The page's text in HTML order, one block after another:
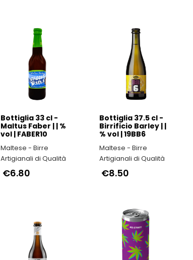
Bottiglia 33 cl -
Maltus Faber | | %
vol | FABER10
Maltese - Birre
Artigianali di Qualità
€6.80
Bottiglia 37.5 cl -
Birrificio Barley | |
% vol | 19BB6
Maltese - Birre
Artigianali di Qualità
€8.50